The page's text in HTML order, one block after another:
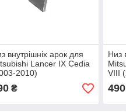
внутрішніх арок для
Lancer IX Cedia
2010)
₴
Низ
VIII
490